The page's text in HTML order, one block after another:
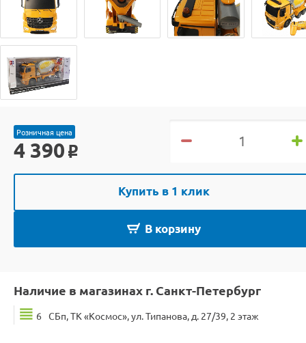
Розничная цена
4 390 o
Купить в 1 клик
В корзину
Наличие в магазинах г. Санкт-Петербург
6 СБп, ТК «Космос», ул. Типанова, д. 27/39, 2 этаж